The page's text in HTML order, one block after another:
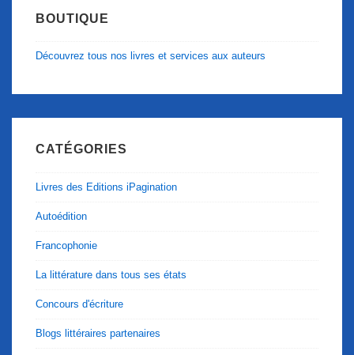
BOUTIQUE
Découvrez tous nos livres et services aux auteurs
CATÉGORIES
Livres des Editions iPagination
Autoédition
Francophonie
La littérature dans tous ses états
Concours d'écriture
Blogs littéraires partenaires